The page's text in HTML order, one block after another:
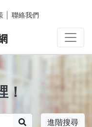
聯絡我們
！
進階搜尋